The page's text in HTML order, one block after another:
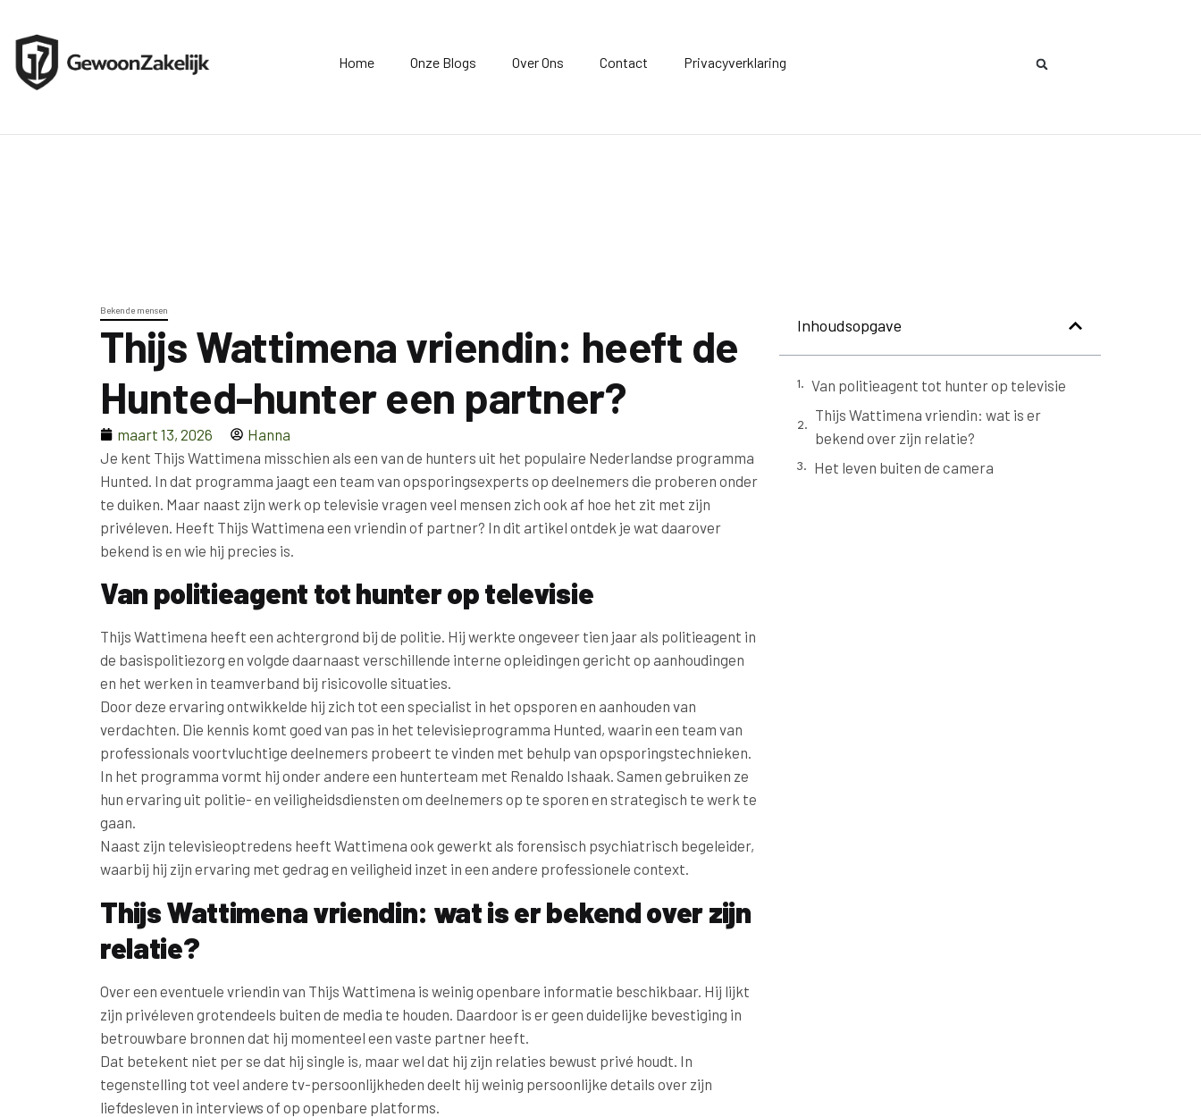
Home Onze Blogs Over Ons Contact Privacyverklaring
Bekende mensen
Thijs Wattimena vriendin: heeft de
Hunted-hunter een partner?
maart 13, 2026
Hanna
Je kent Thijs Wattimena misschien als een van de hunters uit het populaire Nederlandse programma
Hunted. In dat programma jaagt een team van opsporingsexperts op deelnemers die proberen onder
te duiken. Maar naast zijn werk op televisie vragen veel mensen zich ook af hoe het zit met zijn
privéleven. Heeft Thijs Wattimena een vriendin of partner? In dit artikel ontdek je wat daarover
bekend is en wie hij precies is.
Van politieagent tot hunter op televisie
Thijs Wattimena heeft een achtergrond bij de politie. Hij werkte ongeveer tien jaar als politieagent in
de basispolitiezorg en volgde daarnaast verschillende interne opleidingen gericht op aanhoudingen
en het werken in teamverband bij risicovolle situaties.
Door deze ervaring ontwikkelde hij zich tot een specialist in het opsporen en aanhouden van
verdachten. Die kennis komt goed van pas in het televisieprogramma Hunted, waarin een team van
professionals voortvluchtige deelnemers probeert te vinden met behulp van opsporingstechnieken.
In het programma vormt hij onder andere een hunterteam met Renaldo Ishaak. Samen gebruiken ze
hun ervaring uit politie- en veiligheidsdiensten om deelnemers op te sporen en strategisch te werk te
gaan.
Naast zijn televisieoptredens heeft Wattimena ook gewerkt als forensisch psychiatrisch begeleider,
waarbij hij zijn ervaring met gedrag en veiligheid inzet in een andere professionele context.
Thijs Wattimena vriendin: wat is er bekend over zijn
relatie?
Over een eventuele vriendin van Thijs Wattimena is weinig openbare informatie beschikbaar. Hij lijkt
zijn privéleven grotendeels buiten de media te houden. Daardoor is er geen duidelijke bevestiging in
betrouwbare bronnen dat hij momenteel een vaste partner heeft.
Dat betekent niet per se dat hij single is, maar wel dat hij zijn relaties bewust privé houdt. In
tegenstelling tot veel andere tv-persoonlijkheden deelt hij weinig persoonlijke details over zijn
liefdesleven in interviews of op openbare platforms.
Inhoudsopgave
Van politieagent tot hunter op televisie
Thijs Wattimena vriendin: wat is er
bekend over zijn relatie?
Het leven buiten de camera